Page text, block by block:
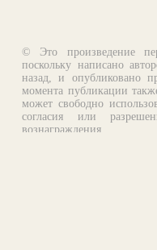
© Это произведение
поскольку написано
назад, и опубликовано
момента публикации
может свободно
согласия или
вознаграждения.